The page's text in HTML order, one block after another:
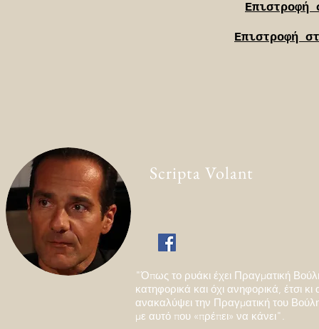
Επιστροφή
Επιστροφή
Scripta Volant
"Όπως το ρυάκι έχει Πραγματική
κατηφορικά και όχι ανηφορικά, έτσι κι
ανακαλύψει την Πραγματική του
με αυτό που «πρέπει» να κάνει".